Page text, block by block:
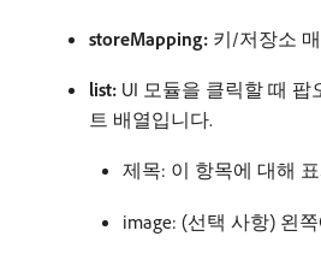
storeMapping: 키/저장소
list: UI 모듈을 클릭할 때 팝
트 배열입니다.
제목: 이 항목에 대해
image: (선택 사항) 왼